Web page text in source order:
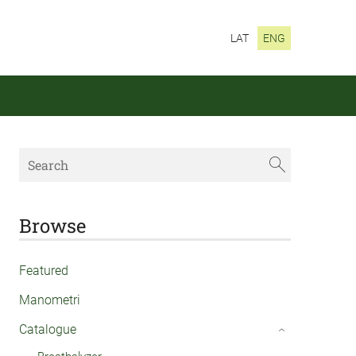
LAT ENG
Browse
Featured
Manometri
Catalogue
›